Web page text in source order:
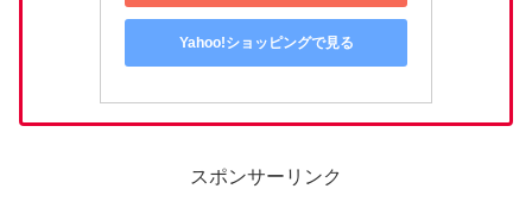
Yahoo!ショッピングで見る
スポンサーリンク